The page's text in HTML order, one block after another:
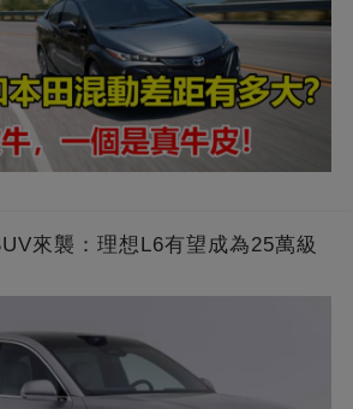
來襲：理想L6有望成為25萬級